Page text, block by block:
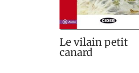
Le vilain petit
canard